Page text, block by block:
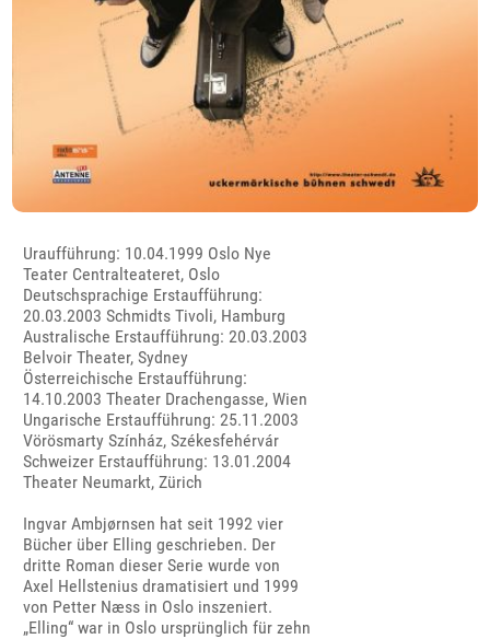
Uraufführung: 10.04.1999 Oslo Nye
Teater Centralteateret, Oslo
Deutschsprachige Erstaufführung:
20.03.2003 Schmidts Tivoli, Hamburg
Australische Erstaufführung: 20.03.2003
Belvoir Theater, Sydney
Österreichische Erstaufführung:
14.10.2003 Theater Drachengasse, Wien
Ungarische Erstaufführung: 25.11.2003
Vörösmarty Színház, Székesfehérvár
Schweizer Erstaufführung: 13.01.2004
Theater Neumarkt, Zürich
Ingvar Ambjørnsen hat seit 1992 vier
Bücher über Elling geschrieben. Der
dritte Roman dieser Serie wurde von
Axel Hellstenius dramatisiert und 1999
von Petter Næss in Oslo inszeniert.
„Elling“ war in Oslo ursprünglich für zehn